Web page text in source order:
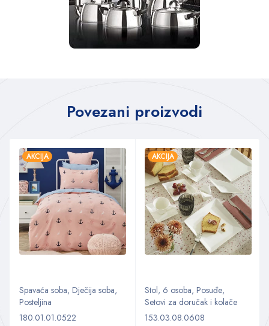
Povezani proizvodi
AKCIJA
Spavaća soba, Dječija soba,
Posteljina
180.01.01.0522
AKCIJA
Stol, 6 osoba, Posuđe,
Setovi za doručak i kolače
153.03.08.0608